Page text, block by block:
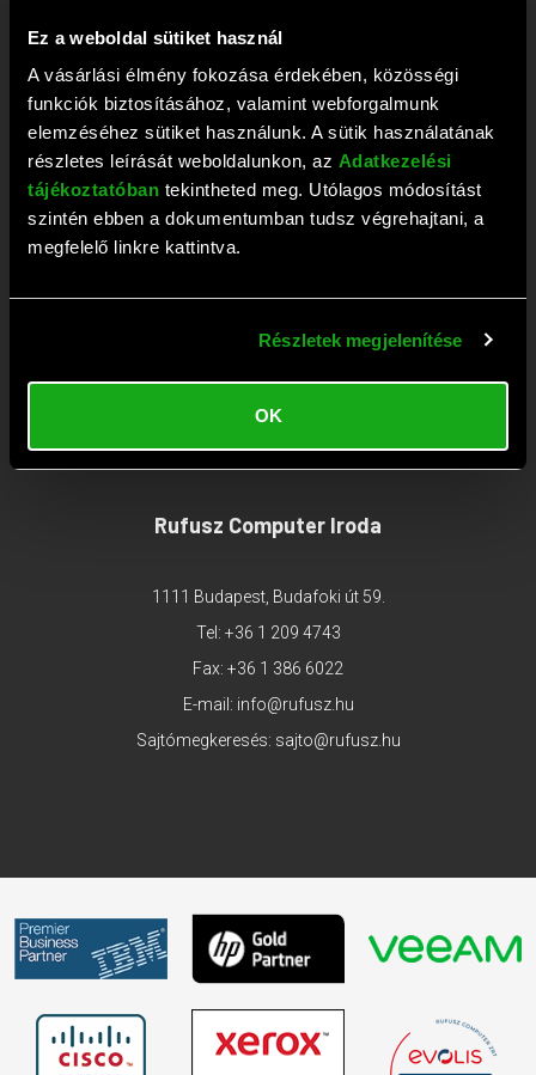
Ez a weboldal sütiket használ
A vásárlási élmény fokozása érdekében, közösségi
funkciók biztosításához, valamint webforgalmunk
elemzéséhez sütiket használunk. A sütik használatának
részletes leírását weboldalunkon, az Adatkezelési
tájékoztatóban tekintheted meg. Utólagos módosítást
szintén ebben a dokumentumban tudsz végrehajtani, a
megfelelő linkre kattintva.
Részletek megjelenítése
OK
E-mail:
webaruhaz@rufusz.hu
Nyitva: Hétfő-Péntek 10-19; Szombat 9-13 óráig
Rufusz Computer Szerviz
Fax: +36 1 386 6022
E-mail:szerviz@rufusz.hu
Nyitva: Hétfő-Kedd 10-16; Szerda 10-18;
Csütörtök-Péntek 10-16 óráig
Rufusz Computer Iroda
1111 Budapest, Budafoki út 59.
Tel: +36 1 209 4743
Fax: +36 1 386 6022
E-mail: info@rufusz.hu
Sajtómegkeresés: sajto@rufusz.hu